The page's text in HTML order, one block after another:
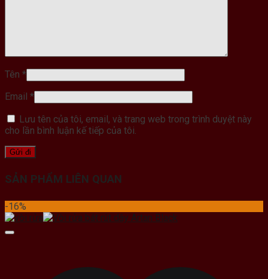
Tên *
Email *
Lưu tên của tôi, email, và trang web trong trình duyệt này
cho lần bình luận kế tiếp của tôi.
SẢN PHẨM LIÊN QUAN
-16%